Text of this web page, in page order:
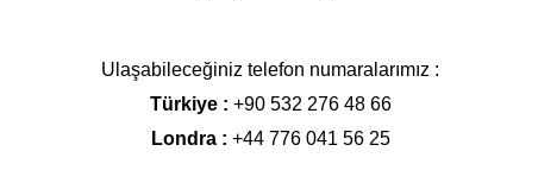
Ulaşabileceğiniz telefon numaralarımız :
Türkiye : +90 532 276 48 66
Londra : +44 776 041 56 25